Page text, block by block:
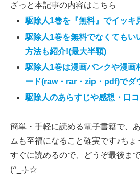
ざっと本記事の内容はこちら
駆除人1巻を『無料』でイッキ
駆除人1巻を無料でなくてもい
方法も紹介!(最大半額)
駆除人1巻は漫画バンクや漫画
ード(raw・rar・zip・pdf)でダ
駆除人のあらすじや感想・口
簡単・手軽に読める電子書籍で、
ムも至福になること確実です♪ち
すぐに読めるので、どうぞ最後ま
(^_-)-☆